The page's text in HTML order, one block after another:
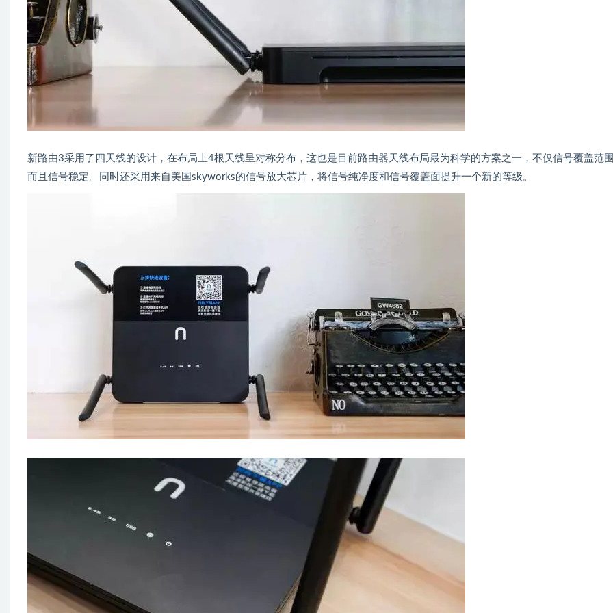
新路由3采用了四天线的设计，在布局上4根天线呈对称分布，这也是目前路由器天线布局最为科学的方案之一，不仅信号覆盖范
而且信号稳定。同时还采用来自美国skyworks的信号放大芯片，将信号纯净度和信号覆盖面提升一个新的等级。